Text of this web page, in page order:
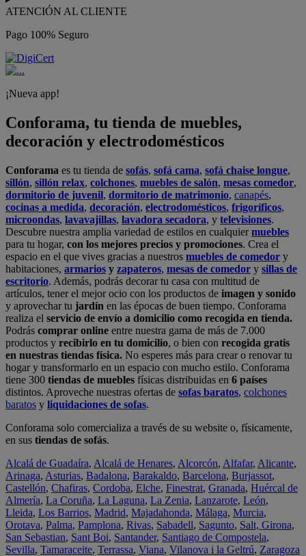
ATENCIÓN AL CLIENTE
Pago 100% Seguro
¡Nueva app!
Conforama, tu tienda de muebles,
decoración y electrodomésticos
Conforama es tu tienda de sofás, sofá cama, sofá chaise longue,
sillón, sillón relax, colchones, muebles de salón, mesas comedor,
dormitorio de juvenil, dormitorio de matrimonio, canapés,
cocinas a medida, decoración, electrodomésticos, frigoríficos,
microondas, lavavajillas, lavadora secadora, y televisiones.
Descubre nuestra amplia variedad de estilos en cualquiermuebles
para tu hogar, con los mejores precios y promociones. Crea el
espacio en el que vives gracias a nuestros muebles de comedor y
habitaciones, armarios y zapateros, mesas de comedor y sillas de
escritorio. Además, podrás decorar tu casa con multitud de
artículos, tener el mejor ocio con los productos de imagen y sonido
y aprovechar tu jardín en las épocas de buen tiempo. Conforama
realiza el servicio de envío a domicilio como recogida en tienda.
Podrás comprar online entre nuestra gama de más de 7.000
productos y recibirlo en tu domicilio, o bien con recogida gratis
en nuestras tiendas física. No esperes más para crear o renovar tu
hogar y transformarlo en un espacio con mucho estilo. Conforama
tiene 300 tiendas de muebles físicas distribuidas en 6 países
distintos. Aproveche nuestras ofertas de sofas baratos, colchones
baratos y liquidaciones de sofas.
Conforama solo comercializa a través de su website o, físicamente,
en sus tiendas de sofás.
Alcalá de Guadaíra, Alcalá de Henares, Alcorcón, Alfafar, Alicante,
Arinaga, Asturias, Badalona, Barakaldo, Barcelona, Burjassot,
Castellón, Chafiras, Cordoba, Elche, Finestrat, Granada, Huércal de
Almería, La Coruña, La Laguna, La Zenia, Lanzarote, León,
Lleida, Los Barrios, Madrid, Majadahonda, Málaga, Murcia,
Orotava, Palma, Pamplona, Rivas, Sabadell, Sagunto, Salt, Girona,
San Sebastian, Sant Boi, Santander, Santiago de Compostela,
Sevilla, Tamaraceite, Terrassa, Viana, Vilanova i la Geltrú, Zaragoza